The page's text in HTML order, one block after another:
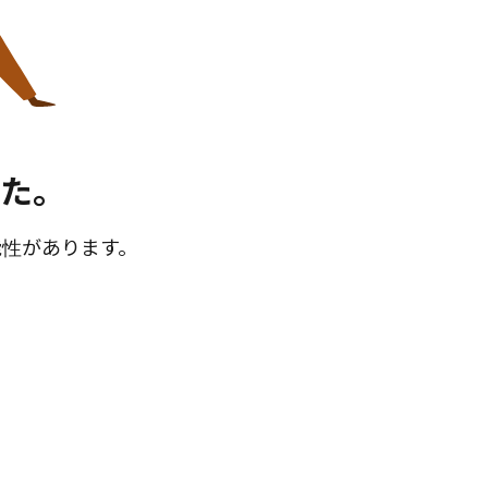
。
があります。